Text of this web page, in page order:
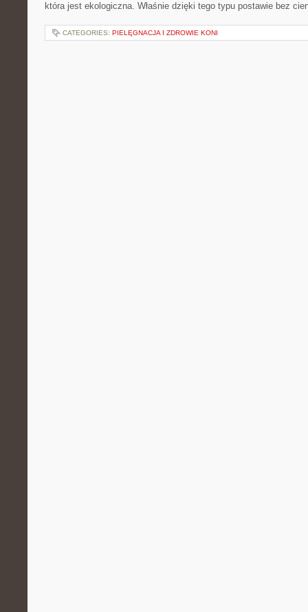
która jest ekologiczna. Właśnie dzięki tego typu postawie bez
CATEGORIES: PIELĘGNACJA I ZDROWIE KONI